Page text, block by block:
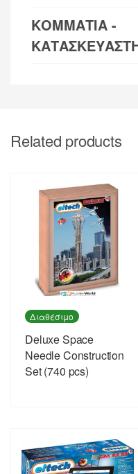
ΚΟΜΜΑΤΙΑ -
Related products
Διαθέσιμο
Deluxe Space
Needle Construction
Set (740 pcs)